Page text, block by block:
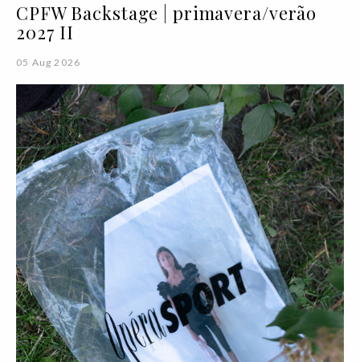
CPFW Backstage | primavera/verão
2027 II
05 Aug 2026